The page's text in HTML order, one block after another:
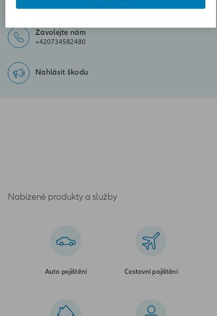
Zavolejte nám
+420734582480
Nahlásit škodu
Nabízené produkty a služby
Auto pojištění Cestovní pojištění